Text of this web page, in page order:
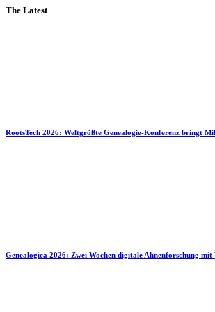
The Latest
RootsTech 2026: Weltgrößte Genealogie-Konferenz bringt
Genealogica 2026: Zwei Wochen digitale Ahnenforschung